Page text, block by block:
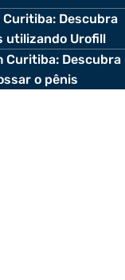
Descubra
utilizando Urofill
Curitiba: Descubra
o pênis